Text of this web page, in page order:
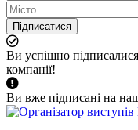
Підписатися
Ви успішно
компанії!
Ви вже підписані на